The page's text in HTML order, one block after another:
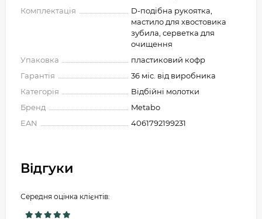
Комплектація
D-подібна рукоятка,
мастило для хвостовика
зубила, серветка для
очищення
Упаковка
пластиковий кофр
Гарантія
36 міс. від виробника
Категорія
Відбійні молотки
Бренд
Metabo
EAN
4061792199231
Відгуки
Середня оцінка клієнтів: